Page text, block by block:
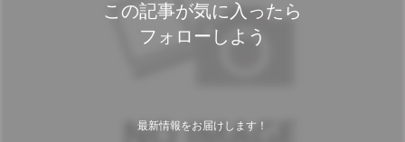
この記事が気に入ったら
フォローしよう
最新情報をお届けします！